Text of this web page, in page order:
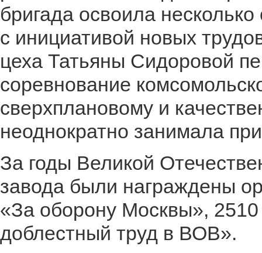
бригада освоила
с инициативой новых
цеха Татьяны Сидоровой
соревнование
сверхплановому и
неоднократно занимала
За годы Великой
завода были награждены
«За оборону Москвы»,
доблестный труд в ВОВ».